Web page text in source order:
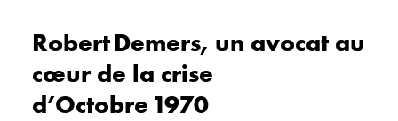
Robert Demers, un avocat au
cœur de la crise
d’Octobre 1970